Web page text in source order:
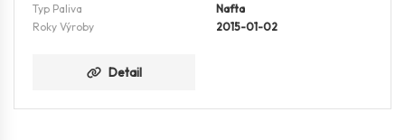
Typ Paliva
Nafta
Roky Výroby
2015-01-02
Detail